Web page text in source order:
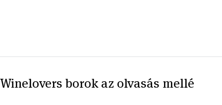
Winelovers borok az olvasás mellé